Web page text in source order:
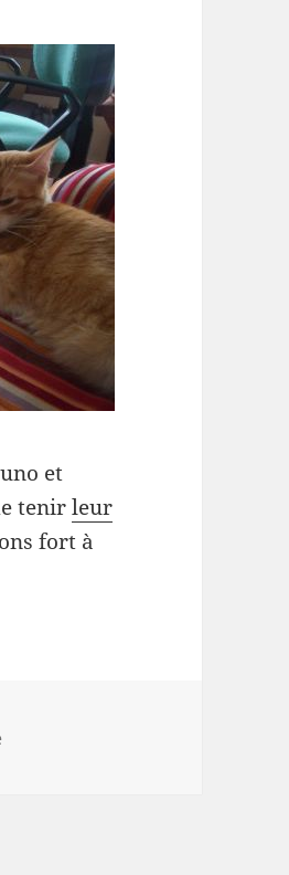
et
tenirleur
fort à
sur Ca m’apprendra à faire 800